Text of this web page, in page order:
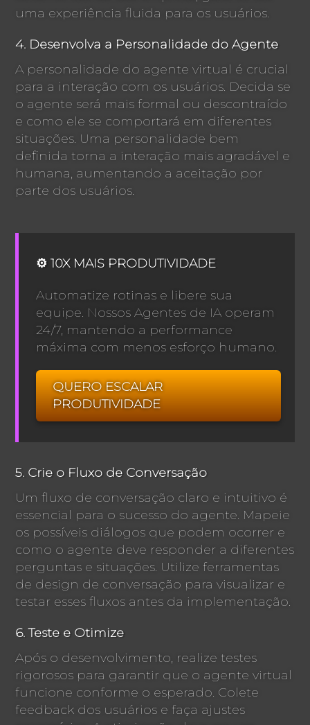
uma experiência fluida para os usuários.
4. Desenvolva a Personalidade do Agente
A personalidade do agente virtual é crucial
para a interação com os usuários. Decida se
o agente será mais formal ou descontraído
e como ele se comportará em diferentes
situações. Uma personalidade bem
definida torna a interação mais agradável e
humana, aumentando a aceitação por
parte dos usuários.
⚙️ 10X MAIS PRODUTIVIDADE
Automatize rotinas e libere sua
equipe. Nossos Agentes de IA operam
24/7, mantendo a performance
máxima com menos esforço humano.
QUERO ESCALAR
PRODUTIVIDADE
5. Crie o Fluxo de Conversação
Um fluxo de conversação claro e intuitivo é
essencial para o sucesso do agente. Mapeie
os possíveis diálogos que podem ocorrer e
como o agente deve responder a diferentes
perguntas e situações. Utilize ferramentas
de design de conversação para visualizar e
testar esses fluxos antes da implementação.
6. Teste e Otimize
Após o desenvolvimento, realize testes
rigorosos para garantir que o agente virtual
funcione conforme o esperado. Colete
feedback dos usuários e faça ajustes